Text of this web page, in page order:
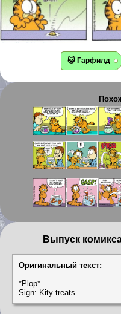
🐱 Гарфилд
Выпуск
Оригинальный текст:
*Plop*
Sign: Kity treats